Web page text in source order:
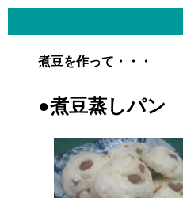
煮豆を作って・・・
●煮豆蒸しパン